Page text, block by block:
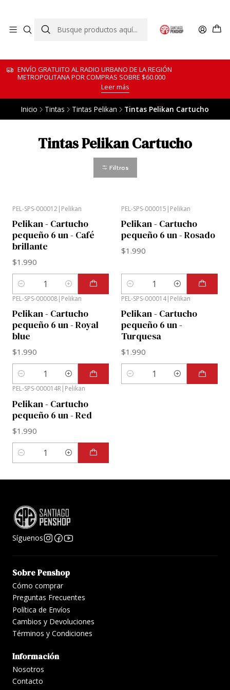
ENVÍO GRATUITO AL RADIO URBANO DE LA REGIÓN
METROPOLITANA POR COMPRAS SOBRE $60.000
Leer más
Inicio Tintas Tintas Pelikan Tintas Pelikan Cartucho
Tintas Pelikan Cartucho
Filtros
PEL-SPS-000012| Pelikan
Pelikan - Cartucho
pequeño 6 un - Café
brillante
$1.990
Cantidad
PEL-SPS-000015 | Pelikan
Pelikan - Cartucho
pequeño 6 un - Rosado
$1.990
Cantidad
PEL-SPS-000008| Pelikan
Pelikan - Cartucho
pequeño 6 un - Royal
blue
$1.990
Cantidad
PEL-SPS-000014| Pelikan
Pelikan - Cartucho
pequeño 6 un -
Turquesa
$1.990
Cantidad
PEL-SPS-000014R| Pelikan
Pelikan - Cartucho
pequeño 6 un - Red
$1.990
Cantidad
Síguenos
Sobre Penshop
Cómo comprar
Preguntas Frecuentes
Política de Envíos
Cambios y Devoluciones
Términos y Condiciones
Información
Nosotros
Contacto